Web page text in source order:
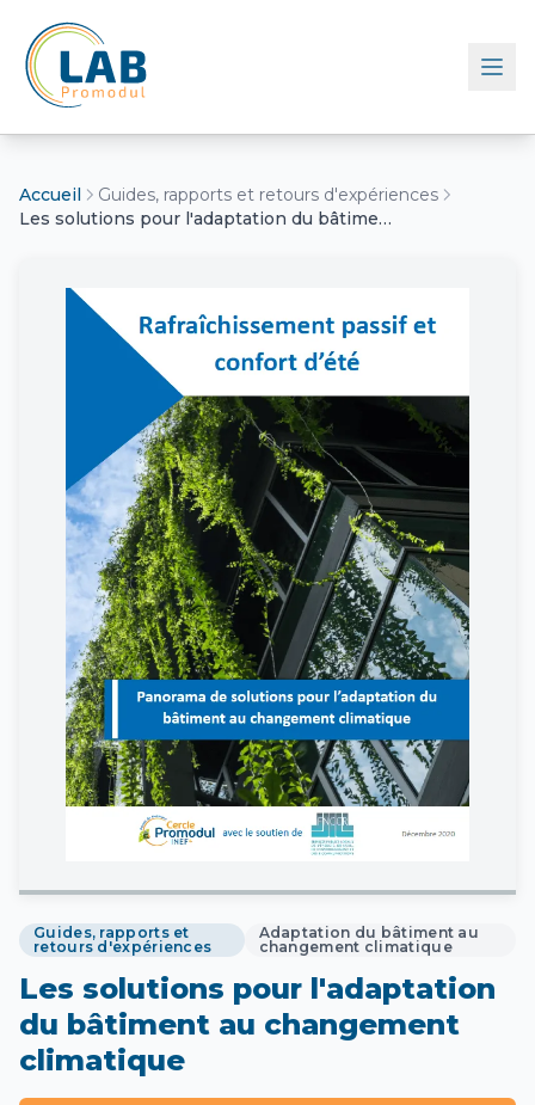
Retour à l'accueil
Accueil
Guides, rapports et retours d'expériences
Les solutions pour l'adaptation du bâtiment au changement climatique
Guides, rapports et
retours d'expériences
Adaptation du bâtiment au
changement climatique
Les solutions pour l'adaptation
du bâtiment au changement
climatique